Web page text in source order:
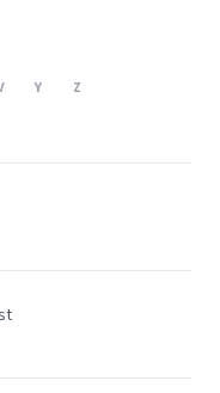
Y Z